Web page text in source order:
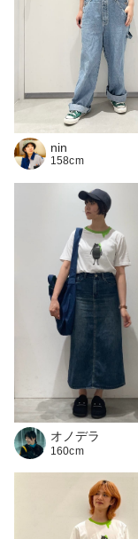
nin
158cm
オノデラ
160cm